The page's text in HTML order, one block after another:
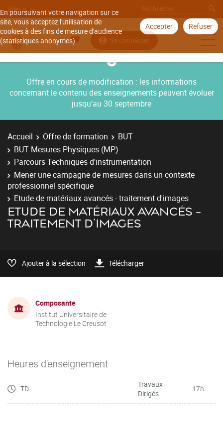
En poursuivant votre navigation sur ce
site, vous acceptez l'utilisation de
cookies à des fins de mesure d'audience
(statistiques anonymes).
Accepter Refuser
Aller à
Se connecter
Offre en cours de modification : les informations
concernant le contenu des enseignements peuvent évoluer
jusqu’au 30 septembre
Accueil Offre de formation
BUT
BUT Mesures Physiques (MP)
Parcours Techniques d'instrumentation
Mener une campagne de mesures dans un contexte
professionnel spécifique
Etude de matériaux avancés - traitement d'images
ETUDE DE MATÉRIAUX AVANCÉS -
TRAITEMENT D'IMAGES
Ajouter à la sélection Télécharger
Composante
Institut Universitaire de
Technologie Le Creusot
Heures d'enseignement
TD
Travaux
Dirigés
17h